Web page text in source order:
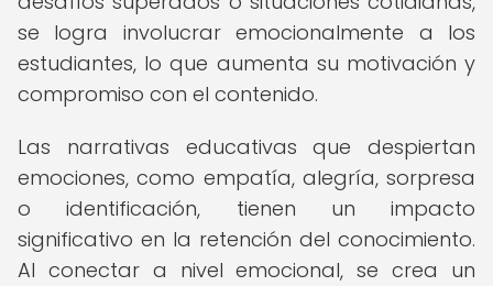
se logra involucrar emocionalmente a los
estudiantes, lo que aumenta su motivación y
compromiso con el contenido.
Las narrativas educativas que despiertan
emociones, como empatía, alegría, sorpresa
o identificación, tienen un impacto
significativo en la retención del conocimiento.
Al conectar a nivel emocional, se crea un